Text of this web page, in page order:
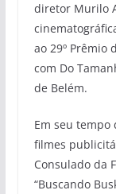
diretor Murilo
ao 29º Prêmio
com Do
de Belém.
Em seu
filmes
Consulado da
“Buscando